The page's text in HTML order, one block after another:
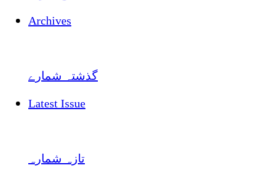
Archives
گذشتہ شمارے
Latest Issue
تازہ شمارہ